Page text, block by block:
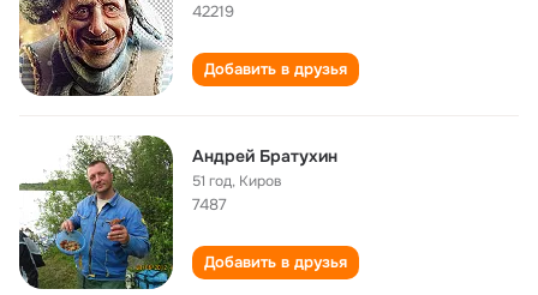
42219
Добавить в друзья
Андрей Братухин
51 год, Киров
7487
Добавить в друзья